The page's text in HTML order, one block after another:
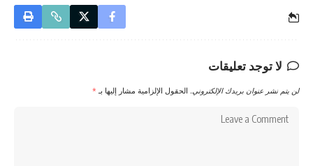
لا توجد تعليقات
لن يتم نشر عنوان بريدك الإلكتروني. الحقول الإلزامية مشار إليها بـ *